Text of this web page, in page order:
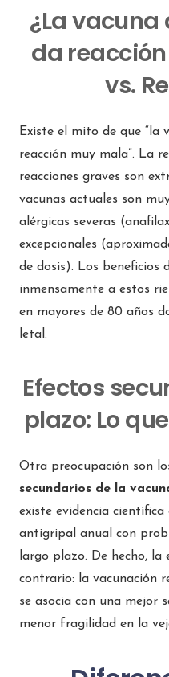
¿La vacuna
da
vs.
Existe el mito de que “la
reacción muy mala”. La
reacciones graves son
vacunas actuales son
alérgicas severas
excepcionales
de dosis). Los beneficios
inmensamente a estos
en mayores de 80 años
letal.
Efectos
plazo: Lo
Otra preocupación son
secundarios de la
existe evidencia científica
antigripal anual con
largo plazo. De hecho, la
contrario: la vacunación
se asocia con una mejor
menor fragilidad en la